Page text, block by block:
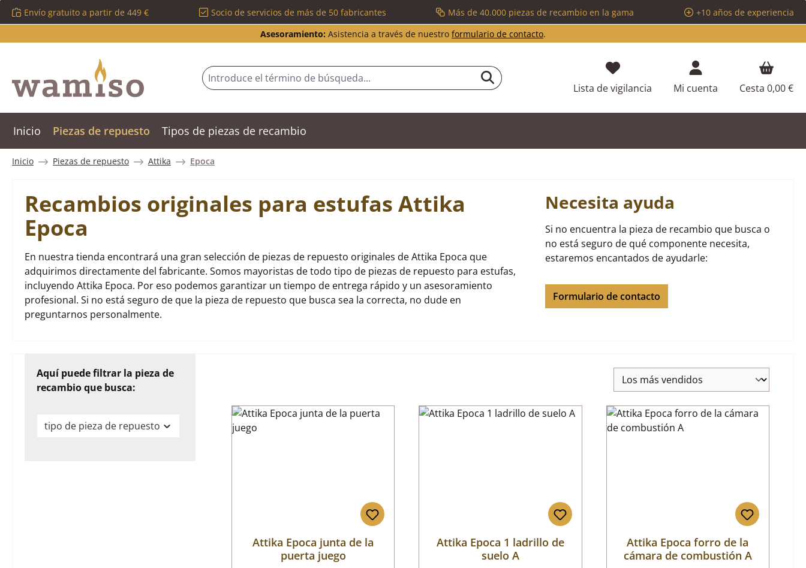
al contenido principal
Saltar a la búsqueda
Saltar a la navegación principal
Envío gratuito a partir de 449 € Socio de servicios de más de 50 fabricantes Más de 40.000 piezas de recambio en la gama
+10 años de experiencia
Asesoramiento: Asistencia a través de nuestro formulario de contacto.
Lista de vigilancia Tienes 0 artículos en tu lista de
Mi cuenta Cesta 0,00 €
Inicio Piezas de repuesto Tipos de piezas de recambio
Inicio Piezas de repuesto Attika Epoca
Recambios originales para estufas Attika
Epoca
En nuestra tienda encontrará una gran selección de piezas de repuesto originales de Attika Epoca que
adquirimos directamente del fabricante. Somos mayoristas de todo tipo de piezas de repuesto para estufas,
incluyendo Attika Epoca. Por eso podemos garantizar un tiempo de entrega rápido y un asesoramiento
profesional. Si no está seguro de que la pieza de repuesto que busca sea la correcta, no dude en
preguntarnos personalmente.
Necesita ayuda
Si no encuentra la pieza de recambio que busca o
no está seguro de qué componente necesita,
estaremos encantados de ayudarle:
Formulario de contacto
Aquí puede filtrar la pieza de
recambio que busca:
tipo de pieza de repuesto
Attika Epoca junta de la
puerta juego
Attika Epoca 1 ladrillo de
suelo A
Attika Epoca forro de la
cámara de combustión A